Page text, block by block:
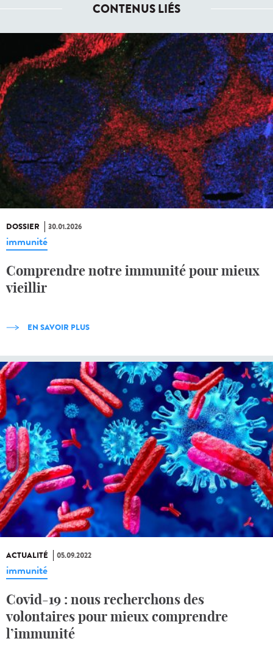
CONTENUS LIÉS
DOSSIER 30.01.2026
immunité
Comprendre notre immunité pour mieux
vieillir
EN SAVOIR PLUS
ACTUALITÉ 05.09.2022
immunité
Covid-19 : nous recherchons des
volontaires pour mieux comprendre
l’immunité